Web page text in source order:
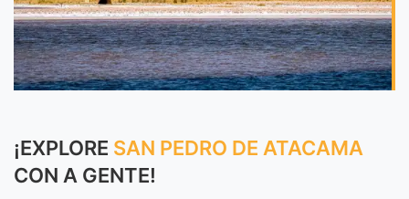
¡EXPLORE SAN PEDRO DE ATACAMA
CON A GENTE!